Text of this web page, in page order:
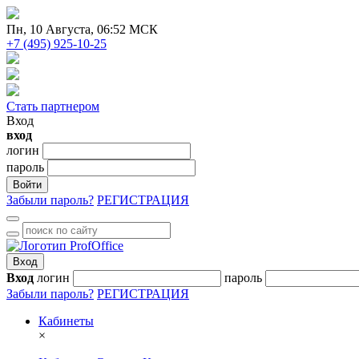
Пн, 10 Августа, 06:52 МСК
+7 (495) 925-10-25
Стать партнером
Вход
вход
логин
пароль
Войти
Забыли пароль? РЕГИСТРАЦИЯ
Вход
Вход логин пароль
Забыли пароль? РЕГИСТРАЦИЯ
Кабинеты
×